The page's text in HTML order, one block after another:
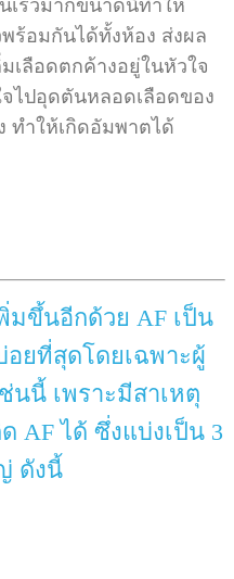
เร็วมากขนาดนี้ทำให้
ร้อมกันได้ทั้งห้อง ส่งผล
เลือดตกค้างอยู่ในหัวใจ
ไปอุดตันหลอดเลือดของ
ทำให้เกิดอัมพาตได้
มขึ้นอีกด้วย AF เป็น
ยที่สุดโดยเฉพาะผู้
นนี้ เพราะมีสาเหตุ
AF ได้ ซึ่งแบ่งเป็น 3
ดังนี้